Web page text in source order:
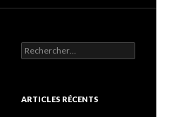
Rechercher :
ARTICLES RÉCENTS